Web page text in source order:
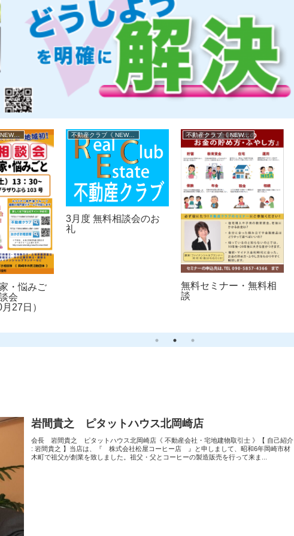
不動産クラブ《 NEWS 》
・悩みご
会
27日）
不動産クラブ《 NEWS 》
3月度 無料相談会のお
礼
不動産クラブ《 NEWS 》
無料セミナー・無料相
談
岩間貴之 ピタットハウス北岡崎店
会長 岩間貴之 ピタットハウス北岡崎店《 不動産会社・宅地建物取引士 》【 自己紹介
: 岩間貴之 】当店は、『 株式会社松屋コーヒー店 』と申しまして、昭和6年岡崎市材
木町で祖父が創業を致しました。祖父・父とコーヒーの製造販売を行って来ま...